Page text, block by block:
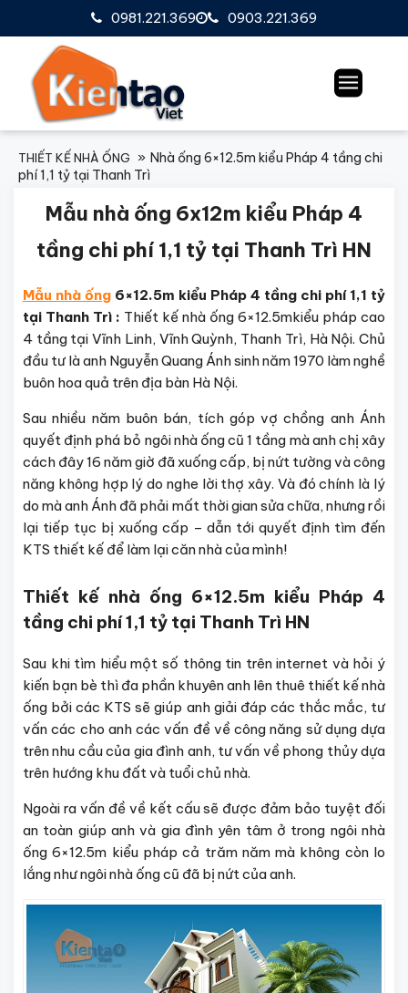
0903.221.369
0981.221.369
THIẾT KẾ NHÀ ỐNG
Nhà ống 6×12.5m kiểu Pháp 4 tầng chi
phí 1,1 tỷ tại Thanh Trì
Mẫu nhà ống 6x12m kiểu Pháp 4
tầng chi phí 1,1 tỷ tại Thanh Trì HN
Mẫu nhà ống 6×12.5m kiểu Pháp 4 tầng chi phí 1,1 tỷ
tại Thanh Trì : Thiết kế nhà ống 6×12.5mkiểu pháp cao
4 tầng tại Vĩnh Linh, Vĩnh Quỳnh, Thanh Trì, Hà Nội. Chủ
đầu tư là anh Nguyễn Quang Ánh sinh năm 1970 làm nghề
buôn hoa quả trên địa bàn Hà Nội.
Sau nhiều năm buôn bán, tích góp vợ chồng anh Ánh
quyết định phá bỏ ngôi nhà ống cũ 1 tầng mà anh chị xây
cách đây 16 năm giờ đã xuống cấp, bị nứt tường và công
năng không hợp lý do nghe lời thợ xây. Và đó chính là lý
do mà anh Ánh đã phải mất thời gian sửa chữa, nhưng rồi
lại tiếp tục bị xuống cấp – dẫn tới quyết định tìm đến
KTS thiết kế để làm lại căn nhà của mình!
Thiết kế nhà ống 6×12.5m kiểu Pháp 4
tầng chi phí 1,1 tỷ tại Thanh Trì HN
Sau khi tìm hiểu một số thông tin trên internet và hỏi ý
kiến bạn bè thì đa phần khuyên anh lên thuê thiết kế nhà
ống bởi các KTS sẽ giúp anh giải đáp các thắc mắc, tư
vấn các cho anh các vấn đề về công năng sử dụng dựa
trên nhu cầu của gia đình anh, tư vấn về phong thủy dựa
trên hướng khu đất và tuổi chủ nhà.
Ngoài ra vấn đề về kết cấu sẽ được đảm bảo tuyệt đối
an toàn giúp anh và gia đình yên tâm ở trong ngôi nhà
ống 6×12.5m kiểu pháp cả trăm năm mà không còn lo
lắng như ngôi nhà ống cũ đã bị nứt của anh.